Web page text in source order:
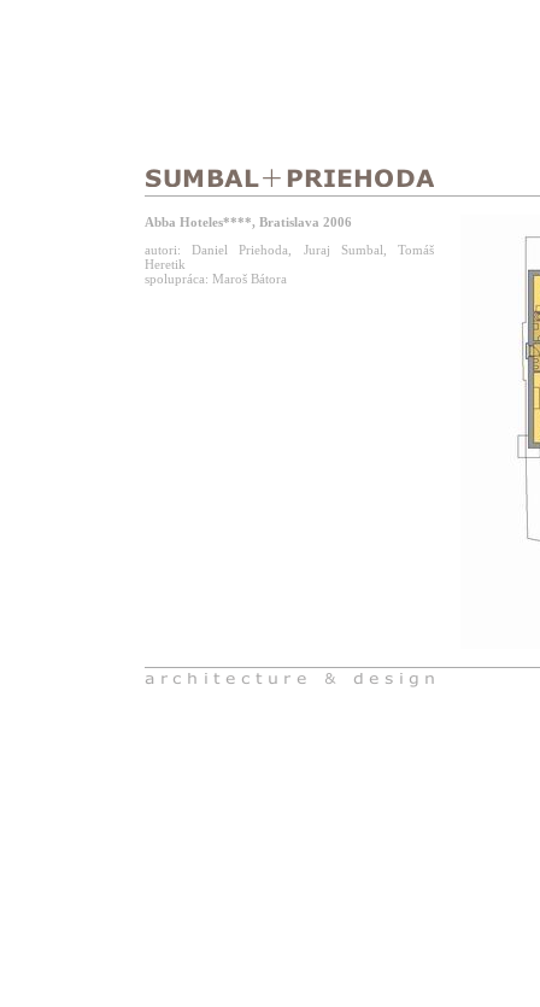
Abba Hoteles****, Bratislava 2006
autori: Daniel Priehoda, Juraj Sumbal, Tomáš
Heretik
spolupráca: Maroš Bátora